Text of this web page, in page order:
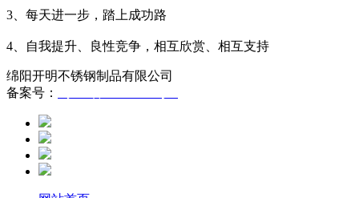
3、每天进一步，踏上成功路
4、自我提升、良性竞争，相互欣赏、相互支持
绵阳开明不锈钢制品有限公司
备案号：